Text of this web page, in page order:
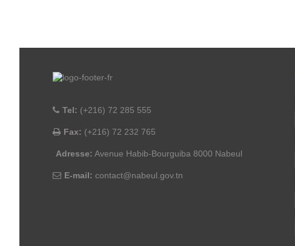
Tel: (+216) 72 285 555
Fax: (+216) 72 232 765
Adresse: Avenue Habib-Bourguiba 8000 Nabeul
E-mail: contact@nabeul.gov.tn